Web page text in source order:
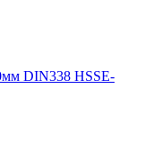
DIN338 HSSE-